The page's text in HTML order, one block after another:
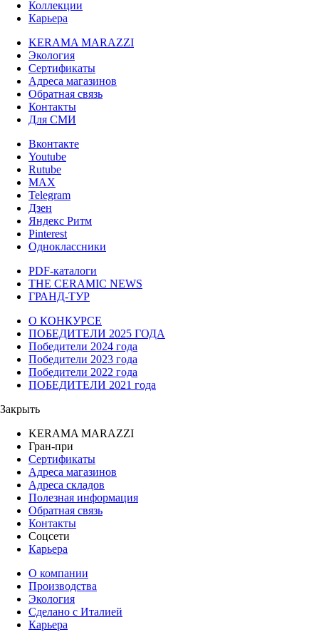
Коллекции
Карьера
KERAMA MARAZZI
Экология
Сертификаты
Адреса магазинов
Обратная связь
Контакты
Для СМИ
Вконтакте
Youtube
Rutube
MAX
Telegram
Дзен
Яндекс Ритм
Pinterest
Одноклассники
PDF-каталоги
THE CERAMIC NEWS
ГРАНД-ТУР
О КОНКУРСЕ
ПОБЕДИТЕЛИ 2025 ГОДА
Победители 2024 года
Победители 2023 года
Победители 2022 года
ПОБЕДИТЕЛИ 2021 года
Закрыть
KERAMA MARAZZI
Гран-при
Сертификаты
Адреса магазинов
Адреса складов
Полезная информация
Обратная связь
Контакты
Соцсети
Карьера
О компании
Производства
Экология
Сделано с Италией
Карьера